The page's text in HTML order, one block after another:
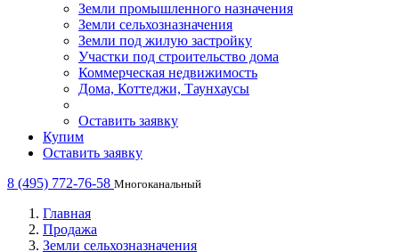
Земли промышленного назначения
Земли сельхозназначения
Земли под жилую застройку
Участки под строительство дома
Коммерческая недвижимость
Дома, Коттеджи, Таунхаусы
Оставить заявку
Купим
Оставить заявку
8 (495) 772-76-58 Многоканальный
Главная
Продажа
Земли сельхозназначения